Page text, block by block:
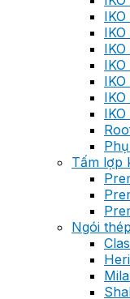
Tấm lợp
Ngói